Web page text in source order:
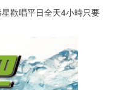
歡唱平日全天4小時只要